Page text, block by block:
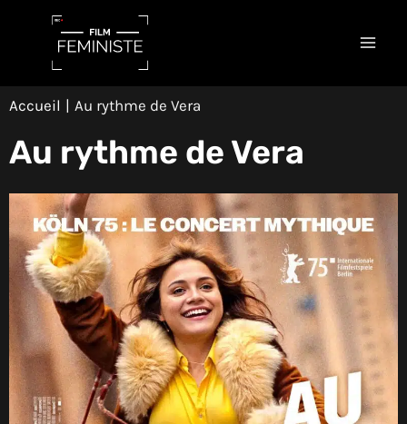
contenu
Accueil Au rythme de Vera
Au rythme de Vera
Navigation